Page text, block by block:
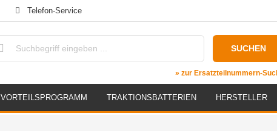
Telefon-Service
SUCHEN
» zur Ersatzteilnummern-
VORTEILSPROGRAMM TRAKTIONSBATTERIEN HERSTELLER